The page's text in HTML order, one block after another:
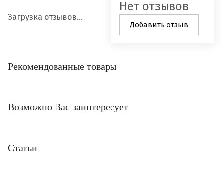
Загрузка отзывов...
Нет отзывов
Добавить отзыв
Рекомендованные товары
Возможно Вас заинтересует
Статьи